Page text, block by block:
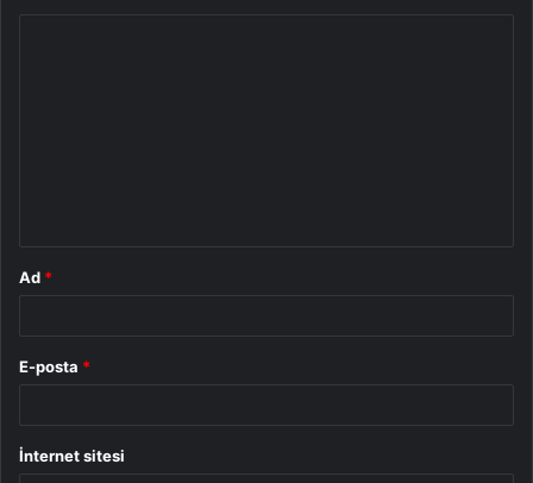
Ad *
E-posta *
İnternet sitesi